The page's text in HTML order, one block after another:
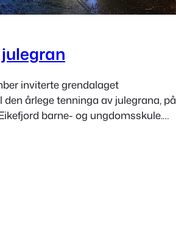
inviterte grendalaget
årlege tenninga av julegrana, på
barne- og ungdomsskule.
spelte varme julesongar og sette